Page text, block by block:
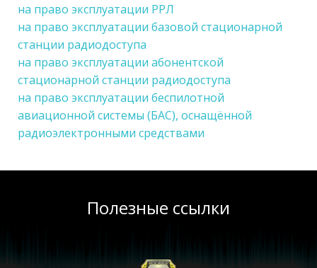
на право эксплуатации РРЛ
на право эксплуатации базовой стационарной
станции радиодоступа
на право эксплуатации абонентской
стационарной станции радиодоступа
на право эксплуатации беспилотной
авиационной системы (БАС), оснащённой
радиоэлектронными средствами
Полезные ссылки